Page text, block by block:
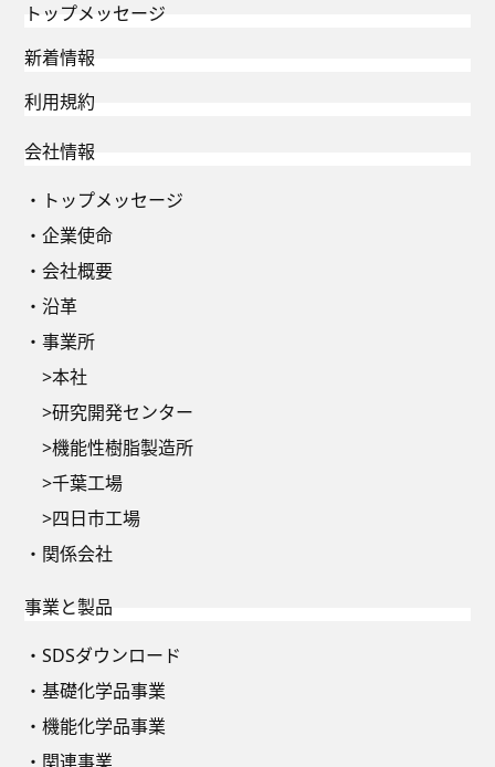
トップメッセージ
新着情報
利用規約
会社情報
トップメッセージ
企業使命
会社概要
沿革
事業所
本社
研究開発センター
機能性樹脂製造所
千葉工場
四日市工場
関係会社
事業と製品
SDSダウンロード
基礎化学品事業
機能化学品事業
関連事業